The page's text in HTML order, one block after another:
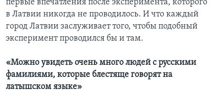
первые впечатления после эксперимента, которого
в Латвии никогда не проводилось. И что каждый
город Латвии заслуживает того, чтобы подобный
эксперимент проводился бы и там.
«Можно увидеть очень много людей с русскими
фамилиями, которые блестяще говорят на
латышском языке»